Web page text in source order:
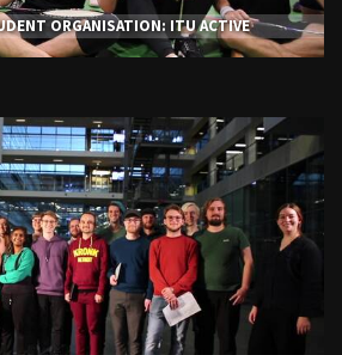
ORGANISATION: ITU ACTIVE